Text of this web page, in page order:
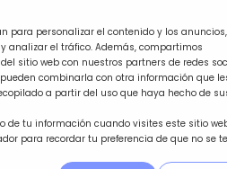
para personalizar el contenido y los anuncios,
analizar el tráfico. Además, compartimos
sitio web con nuestros partners de redes
combinarla con otra información que
a partir del uso que haya hecho de
de tu información cuando visites este sitio
para recordar tu preferencia de que no se